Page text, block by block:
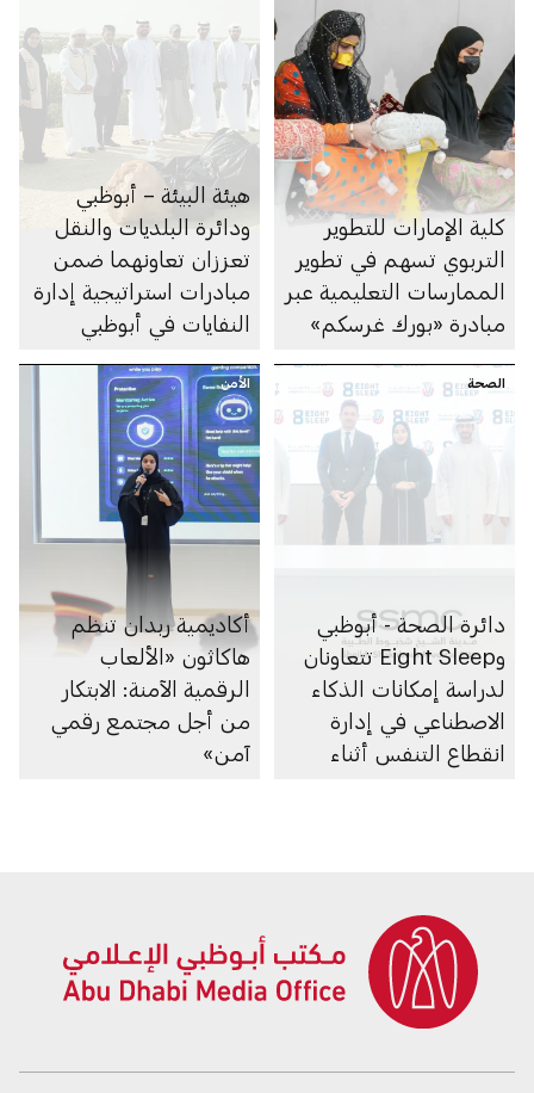
كلية الإمارات للتطوير
التربوي تسهم في تطوير
الممارسات التعليمية عبر
مبادرة «بورك غرسكم»
هيئة البيئة – أبوظبي
ودائرة البلديات والنقل
تعززان تعاونهما ضمن
مبادرات استراتيجية إدارة
النفايات في أبوظبي
الصحة
دائرة الصحة - أبوظبي
وEight Sleep تتعاونان
لدراسة إمكانات الذكاء
الاصطناعي في إدارة
انقطاع التنفس أثناء
الأمن
أكاديمية ربدان تنظم
هاكاثون «الألعاب
الرقمية الآمنة: الابتكار
من أجل مجتمع رقمي
آمن»